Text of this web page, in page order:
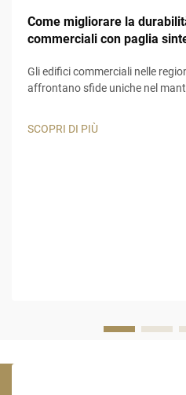
Come migliorare la
commerciali con paglia
Gli edifici commerciali nelle
affrontano sfide uniche nel
e decorazioni spesso risultano
SCOPRI DI PIÙ